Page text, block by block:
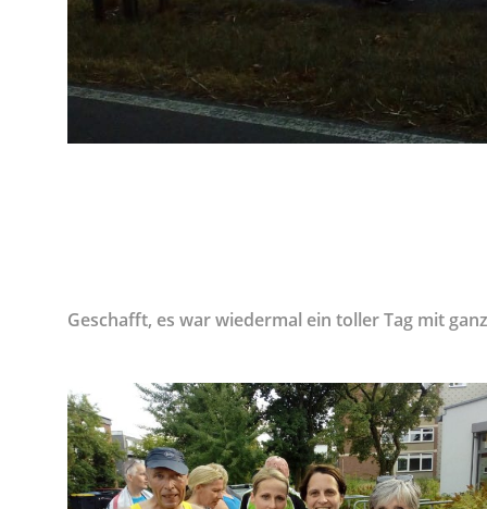
Geschafft, es war wiedermal ein toller Tag mit